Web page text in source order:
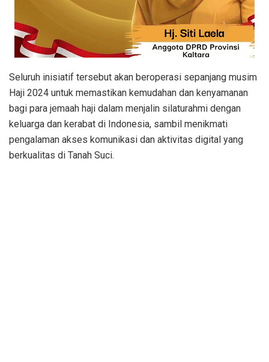
Seluruh inisiatif tersebut akan beroperasi sepanjang musim
Haji 2024 untuk memastikan kemudahan dan kenyamanan
bagi para jemaah haji dalam menjalin silaturahmi dengan
keluarga dan kerabat di Indonesia, sambil menikmati
pengalaman akses komunikasi dan aktivitas digital yang
berkualitas di Tanah Suci.